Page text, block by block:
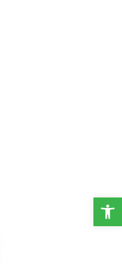
פתח סרגל נגישות